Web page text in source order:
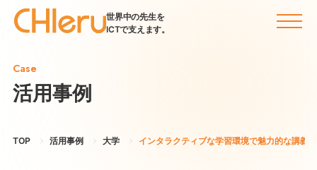
世界中の先生を
ICTで支えます。
Case
活用事例
TOP 活用事例 大学 インタラクティブな学習環境で魅力的な講義